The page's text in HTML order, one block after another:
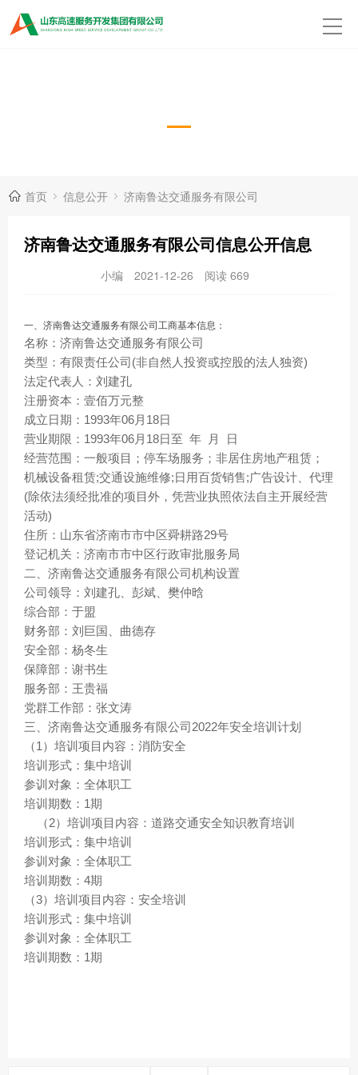
首页 信息公开 济南鲁达交通服务有限公司
济南鲁达交通服务有限公司信息公开信息
小编 2021-12-26 阅读 669
一、济南鲁达交通服务有限公司工商基本信息：
名称：济南鲁达交通服务有限公司
类型：有限责任公司(非自然人投资或控股的法人独资)
法定代表人：刘建孔
注册资本：壹佰万元整
成立日期：1993年06月18日
营业期限：1993年06月18日至 年 月 日
经营范围：一般项目；停车场服务；非居住房地产租赁；
机械设备租赁;交通设施维修;日用百货销售;广告设计、代理
(除依法须经批准的项目外，凭营业执照依法自主开展经营
活动)
住所：山东省济南市市中区舜耕路29号
登记机关：济南市市中区行政审批服务局
二、济南鲁达交通服务有限公司机构设置
公司领导：刘建孔、彭斌、樊仲晗
综合部：于盟
财务部：刘巨国、曲德存
安全部：杨冬生
保障部：谢书生
服务部：王贵福
党群工作部：张文涛
三、济南鲁达交通服务有限公司2022年安全培训计划
（1）培训项目内容：消防安全
培训形式：集中培训
参训对象：全体职工
培训期数：1期
（2）培训项目内容：道路交通安全知识教育培训
培训形式：集中培训
参训对象：全体职工
培训期数：4期
（3）培训项目内容：安全培训
培训形式：集中培训
参训对象：全体职工
培训期数：1期